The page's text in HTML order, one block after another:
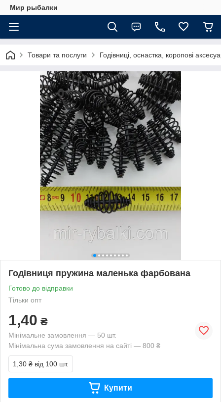
Мир рыбалки
Товари та послуги Годівниці, оснастка, коропові
Годівниця пружина маленька фарбована
Готово до відправки
Тільки опт
1,40 ₴
Мінімальне замовлення — 50 шт.
Мінімальна сума замовлення на сайті — 800 ₴
1,30 ₴ від 100 шт.
Купити